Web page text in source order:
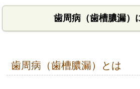
歯周病（歯槽膿漏）
歯周病（歯槽膿漏）とは